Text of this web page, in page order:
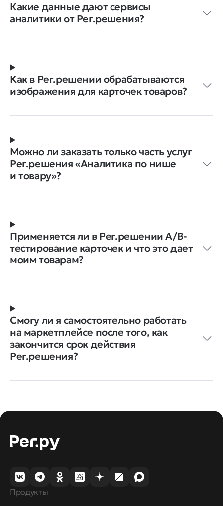
Какие данные дают сервисы
аналитики от Рег.решения?
Как в Рег.решении обрабатываются
изображения для карточек товаров?
Можно ли заказать только часть услуг
Рег.решения ‭«Аналитика по нише
и товару»?
Применяется ли в Рег.решении A/B-
тестирование карточек и что это дает
моим товарам?
Смогу ли я самостоятельно работать
на маркетплейсе после того, как
закончится срок действия
Рег.решения?
Продукты